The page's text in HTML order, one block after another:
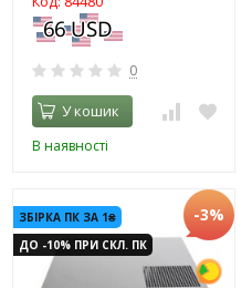
0
У кошик
В наявності
ЗБІРКА ПК ЗА 1₴
ДО -10% ПРИ СКЛ. ПК
-3%